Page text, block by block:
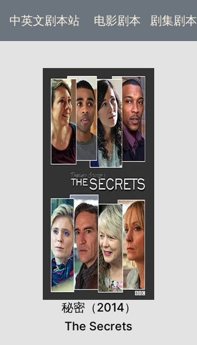
中英文剧本站 电影剧本 (current)
剧集剧本
秘密（2014）
The Secrets